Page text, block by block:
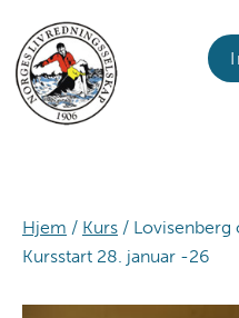
primary
navigation
main
content
footer
Hjem / Kurs / Lovisenberg
Kursstart 28. januar -26